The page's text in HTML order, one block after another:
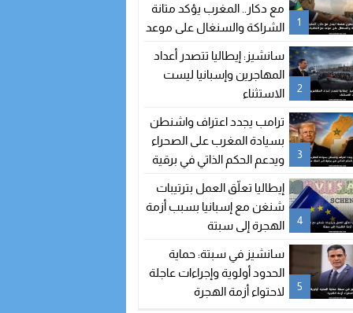
1
مع دكار.. المغرب يؤكد متانة
الشراكة والسنغال على موعد
2
سانشيز: إيطاليا تتصدر أعداد
المهاجرين وإسبانيا ليست
الاستثناء
3
ترامب يجدد اعتراف واشنطن
بسيادة المغرب على الصحراء
ويدعم الحكم الذاتي في برقية
إلى الملك محمد السادس
4
إيطاليا تعلّق العمل بترتيبات
شنغن مع إسبانيا بسبب أزمة
الهجرة إلى سبتة
5
سانشيز في سبتة: حماية
الحدود أولوية وإجراءات عاجلة
لاحتواء أزمة الهجرة